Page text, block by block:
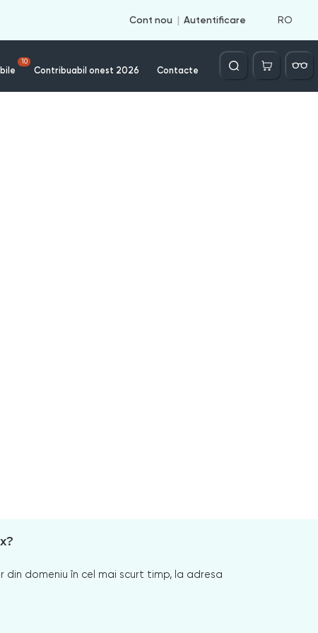
Cont nou Autentificare RO
10
Contribuabil onest 2026 Contacte
Căutare
domeniu în cel mai scurt timp, la adresa